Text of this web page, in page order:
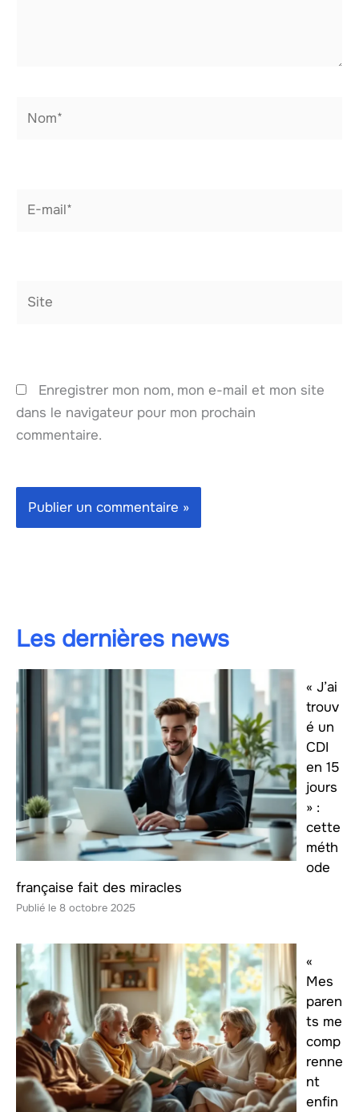
Enregistrer mon nom, mon e-mail et mon site
dans le navigateur pour mon prochain
commentaire.
Les dernières news
« J’ai
trouv
é un
CDI
en 15
jours
» :
cette
méth
ode
française fait des miracles
8 octobre 2025
«
Mes
paren
ts me
comp
renne
nt
enfin